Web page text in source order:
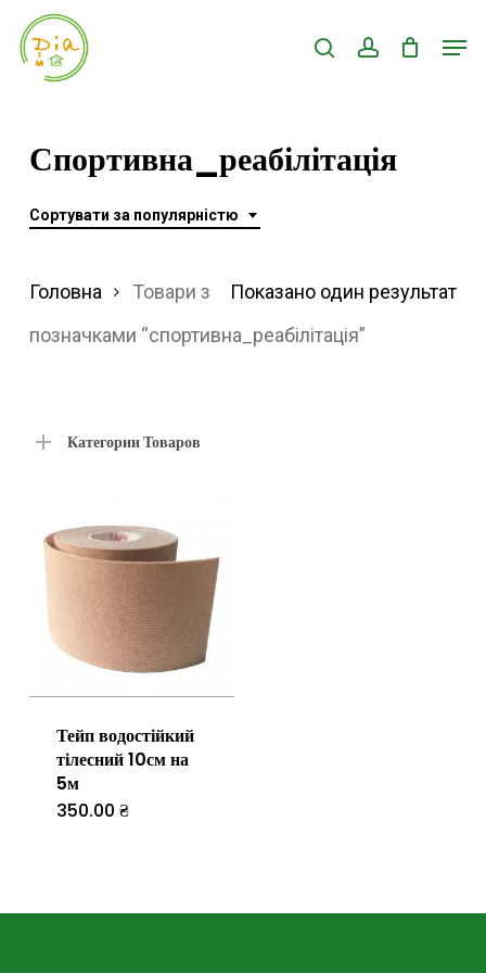
Skip
searchaccount
Спортивна_реабілітація
Сортувати за популярністю
Показано один результат
Головна
Товари з
позначками “спортивна_реабілітація”
Категории Товаров
Тейп водостійкий
тілесний 10см на
5м
350.00 ₴